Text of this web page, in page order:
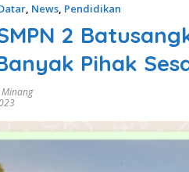
News Pendidikan
2
Pihak
Minang